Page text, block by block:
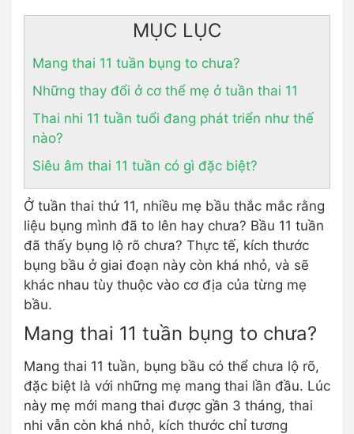
MỤC LỤC
Mang thai 11 tuần bụng to chưa?
Những thay đổi ở cơ thể mẹ ở tuần thai 11
Thai nhi 11 tuần tuổi đang phát triển như thế
nào?
Siêu âm thai 11 tuần có gì đặc biệt?
Ở tuần thai thứ 11, nhiều mẹ bầu thắc mắc rằng
liệu bụng mình đã to lên hay chưa? Bầu 11 tuần
đã thấy bụng lộ rõ chưa? Thực tế, kích thước
bụng bầu ở giai đoạn này còn khá nhỏ, và sẽ
khác nhau tùy thuộc vào cơ địa của từng mẹ
bầu.
Mang thai 11 tuần bụng to chưa?
Mang thai 11 tuần, bụng bầu có thể chưa lộ rõ,
đặc biệt là với những mẹ mang thai lần đầu. Lúc
này mẹ mới mang thai được gần 3 tháng, thai
nhi vẫn còn khá nhỏ, kích thước chỉ tương